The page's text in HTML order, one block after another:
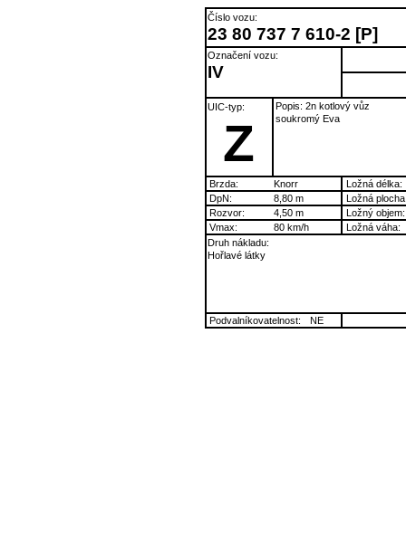
Číslo vozu:
23 80 737 7 610-2 [P]
Označení vozu:
IV
UIC-typ:
Z
Popis: 2n kotlový vůz
soukromý Eva
Brzda: Knorr
Ložná délka:
DpN:
8,80 m
Ložná
Rozvor:
4,50 m
Ložný objem:
Vmax:
80 km/h
Ložná váha:
Druh nákladu:
Hořlavé látky
Podvalníkovatelnost: NE